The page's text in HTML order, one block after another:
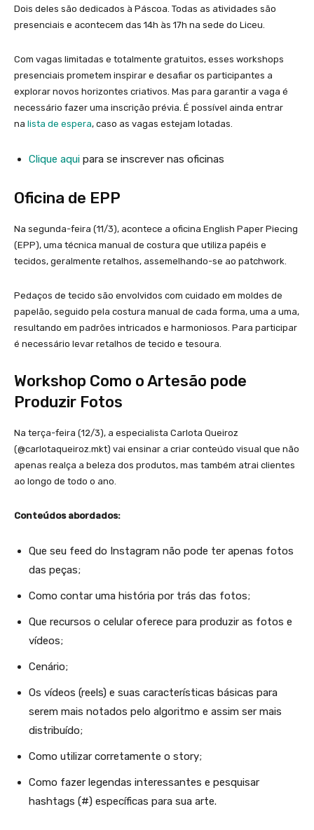
Dois deles são dedicados à Páscoa. Todas as atividades são
presenciais e acontecem das 14h às 17h na sede do Liceu.
Com vagas limitadas e totalmente gratuitos, esses workshops
presenciais prometem inspirar e desafiar os participantes a
explorar novos horizontes criativos. Mas para garantir a vaga é
necessário fazer uma inscrição prévia. É possível ainda entrar
na lista de espera, caso as vagas estejam lotadas.
Clique aqui para se inscrever nas oficinas
Oficina de EPP
Na segunda-feira (11/3), acontece a oficina English Paper Piecing
(EPP), uma técnica manual de costura que utiliza papéis e
tecidos, geralmente retalhos, assemelhando-se ao patchwork.
Pedaços de tecido são envolvidos com cuidado em moldes de
papelão, seguido pela costura manual de cada forma, uma a uma,
resultando em padrões intricados e harmoniosos. Para participar
é necessário levar retalhos de tecido e tesoura.
Workshop Como o Artesão pode
Produzir Fotos
Na terça-feira (12/3), a especialista Carlota Queiroz
(@carlotaqueiroz.mkt) vai ensinar a criar conteúdo visual que não
apenas realça a beleza dos produtos, mas também atrai clientes
ao longo de todo o ano.
Conteúdos abordados:
Que seu feed do Instagram não pode ter apenas fotos
das peças;
Como contar uma história por trás das fotos;
Que recursos o celular oferece para produzir as fotos e
vídeos;
Cenário;
Os vídeos (reels) e suas características básicas para
serem mais notados pelo algoritmo e assim ser mais
distribuído;
Como utilizar corretamente o story;
Como fazer legendas interessantes e pesquisar
hashtags (#) específicas para sua arte.